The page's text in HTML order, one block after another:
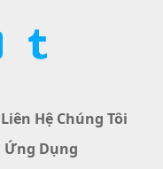
Về Nước: Trích
Phần 1/2
Liên Hệ Chúng Tôi
Ứng Dụng